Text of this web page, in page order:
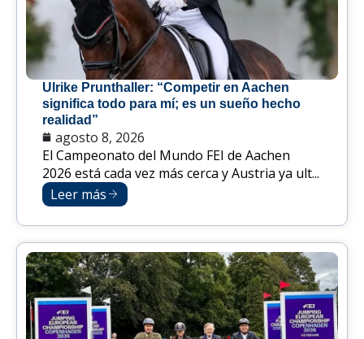
Ulrike Prunthaller: “Competir en Aachen
significa todo para mí; es un sueño hecho
realidad”
agosto 8, 2026
El Campeonato del Mundo FEI de Aachen
2026 está cada vez más cerca y Austria ya ult...
Leer más